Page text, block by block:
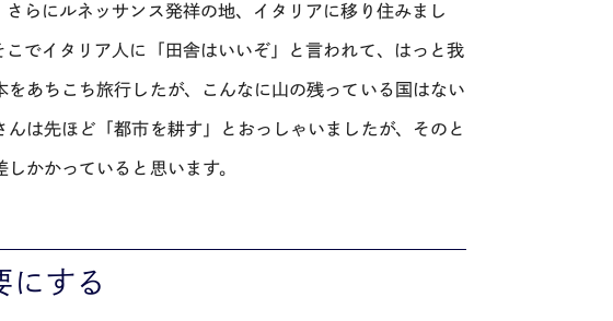
らにルネッサンス発祥の地、イタリアに移り住みまし
でイタリア人に「田舎はいいぞ」と言われて、はっと我
あちこち旅行したが、こんなに山の残っている国はない
は先ほど「都市を耕す」とおっしゃいましたが、そのと
かかっていると思います。
する